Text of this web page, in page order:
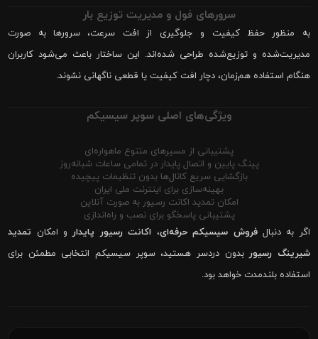
سرورهای فول و مدیریت توزیع بار
به منظور حفظ کیفیت و جلوگیری از افت سرعت، سرورها به صورت
مدیریت‌شده و توزیع‌شده طراحی شده‌اند. این ساختار باعث می‌شود کاربران
هنگام استفاده هم‌زمان، دچار افت کیفیت یا قطعی ناگهانی نشوند.
ویژگی‌های اصلی سوپر سیسیکم
پشتیبانی از مسیرهای متنوع ماهواره‌ای
پینگ پایین و اتصال پایدار در تمامی ساعات شبانه‌روز
بازگشایی سریع کانال‌ها بدون تنظیمات پیچیده
بهینه‌سازی برای اینترنت ملی ایران
امکان تمدید اکانت رسیور به صورت آنلاین
پشتیبانی پاسخگو برای نصب و راه‌اندازی
اگر به دنبالفروش سیسیکم حرفه‌ای، اکانت رسیور پایدارو امکان تمدید
شیرینگ رسیوربدون دردسر هستید، سوپر سیسیکم انتخابی مطمئن برای
استفاده بلندمدت خواهد بود.